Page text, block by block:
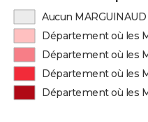
Aucun
Département où les
Département où les
Département où les
Département où les